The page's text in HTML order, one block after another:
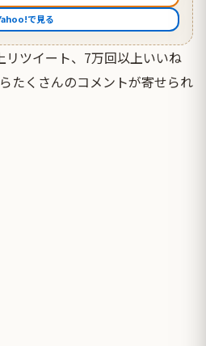
で見る
リツイート、7万回以上いいね
たくさんのコメントが寄せられ